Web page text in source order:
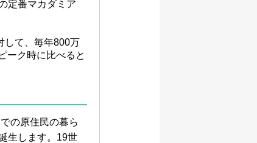
定番マカダミア
して、毎年800万
ーク時に比べると
の原住民の暮ら
生します。19世